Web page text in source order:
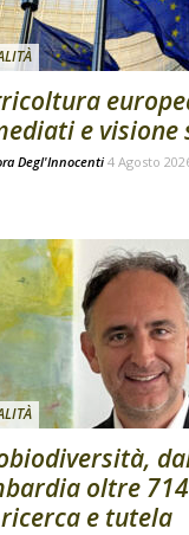
e visione
Degl'Innocenti4 Agosto
oltre
e tutela